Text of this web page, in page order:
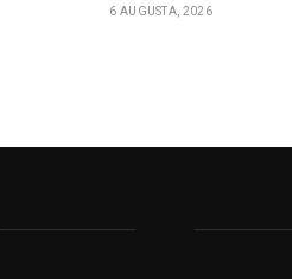
6 AUGUSTA, 2026